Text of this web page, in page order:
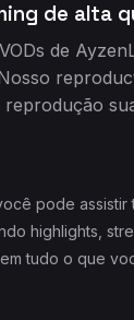
de alta
de
pode
highlights,
tudo o que